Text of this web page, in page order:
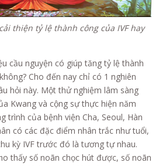
thiện tỷ lệ thành công của IVF hay
cầu nguyện có giúp tăng tỷ lệ thành
Cho đến nay chỉ có 1 nghiên
hỏi này. Một thử nghiệm lâm sàng
Kwang và cộng sự thực hiện năm
trình của bệnh viện Cha, Seoul, Hàn
có các đặc điểm nhân trắc như tuổi,
kỳ IVF trước đó là tương tự nhau.
thấy số noãn chọc hút được, số noãn